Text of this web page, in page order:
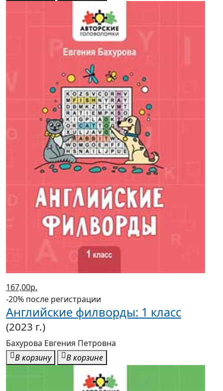
167,00р.
-20% после регистрации
Английские филворды: 1 класс
(2023 г.)
Бахурова Евгения Петровна
В корзину
В корзине